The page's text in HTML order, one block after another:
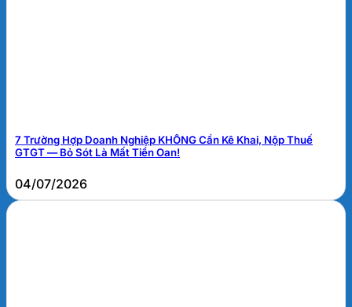
7 Trường Hợp Doanh Nghiệp KHÔNG Cần Kê Khai, Nộp Thuế
GTGT — Bỏ Sót Là Mất Tiền Oan!
04/07/2026